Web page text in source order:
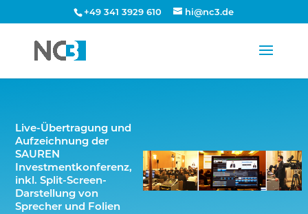
+49 341 3929 610 hi@nc3.de
Live-Übertragung und
Aufzeichnung der
SAUREN
Investmentkonferenz,
inkl. Split-Screen-
Darstellung von
Sprecher und Folien